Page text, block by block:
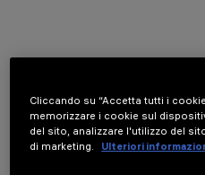
COMPONENTI
Cliccando su “Accetta tutti i
memorizzare i cookie sul
del sito, analizzare l'utilizzo del
di marketing.
Ulteriori